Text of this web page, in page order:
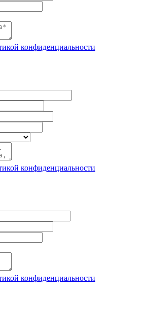
конфиденциальности
конфиденциальности
конфиденциальности